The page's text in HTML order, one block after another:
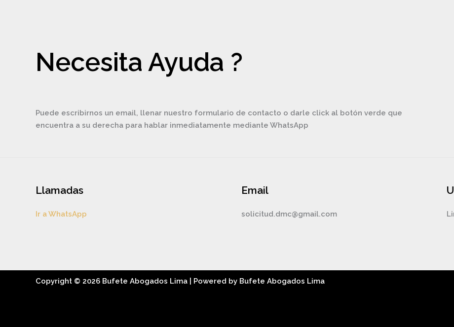
Necesita Ayuda ?
Puede escribirnos un email, llenar nuestro formulario de contacto o darle click al botón verde que
encuentra a su derecha para hablar inmediatamente mediante WhatsApp
Llamadas
Ir a WhatsApp
Email
solicitud.dmc@gmail.com
Copyright © 2026 Bufete Abogados Lima | Powered by Bufete Abogados Lima